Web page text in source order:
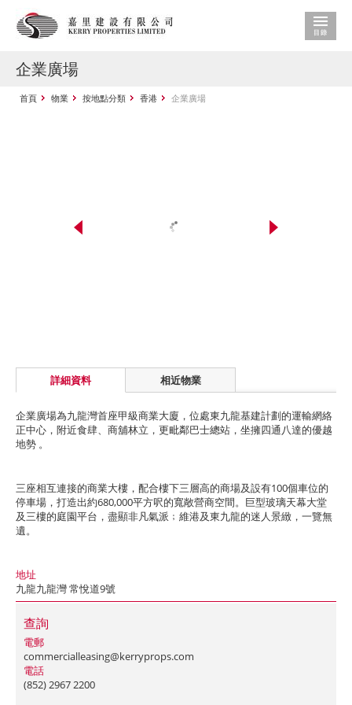
企業廣場
首頁 物業 按地點分類 香港 企業廣場
詳細資料 相近物業
企業廣場為九龍灣首座甲級商業大廈，位處東九龍基建計劃的運輸網絡
正中心，附近食肆、商舖林立，更毗鄰巴士總站，坐擁四通八達的優越
地勢 。
三座相互連接的商業大樓，配合樓下三層高的商場及設有100個車位的
停車場，打造出約680,000平方呎的寬敞營商空間。巨型玻璃天幕大堂
及三樓的庭園平台，盡顯非凡氣派﹔維港及東九龍的迷人景緻，一覽無
遺。
地址
九龍九龍灣 常悅道9號
查詢
電郵
commercialleasing@kerryprops.com
電話
(852) 2967 2200